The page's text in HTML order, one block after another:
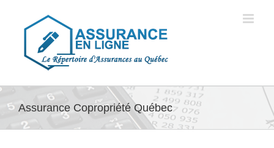
content
Assurance Copropriété Québec